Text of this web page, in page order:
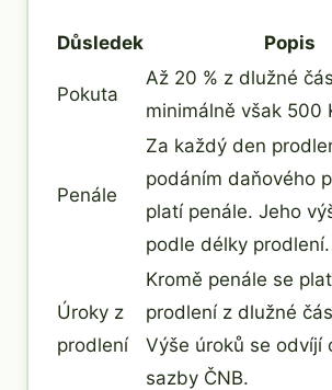
Důsledek Popis
Pokuta
Až 20 % z dlužné
minimálně však 500
Penále
Za každý den
podáním daňového
platí penále. Jeho
podle délky prodlení.
Úroky z
prodlení
Kromě penále se
prodlení z dlužné
Výše úroků se odvíjí
sazby ČNB.